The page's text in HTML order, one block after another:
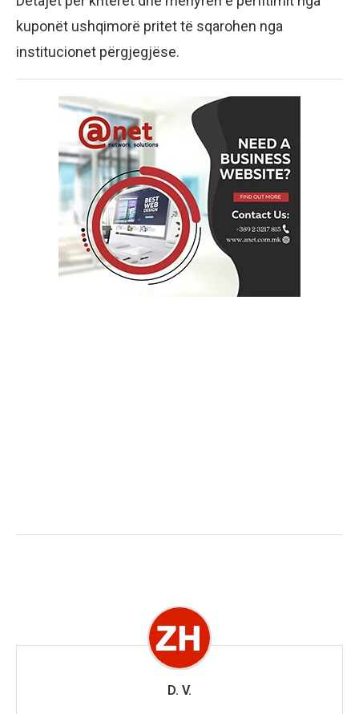
kuponët ushqimorë pritet të sqarohen nga
institucionet përgjegjëse.
D. V.